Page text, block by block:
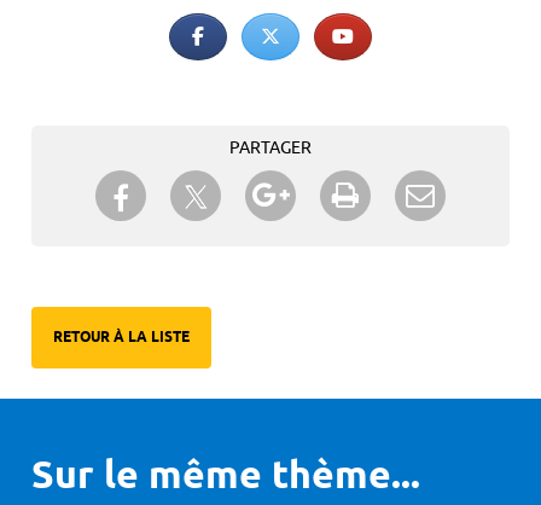
PARTAGER
Partager sur Facebook
Partager sur TwitterPartager sur Google+
Imprimer
RETOUR À LA LISTE
Sur le même thème...